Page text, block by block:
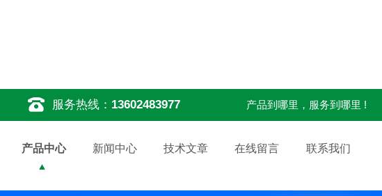
服务热线： 13602483977 产品到哪里，服务到哪里 !
产品中心 新闻中心 技术文章 在线留言 联系我们